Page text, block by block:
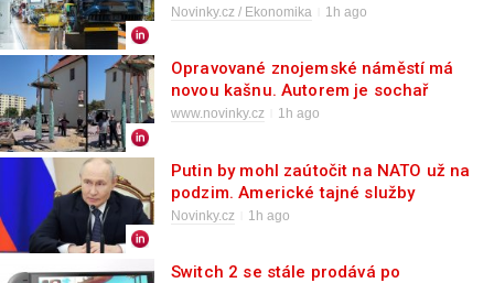
Novinky.cz / Ekonomika 1h ago
Opravované znojemské náměstí má
novou kašnu. Autorem je sochař
Gargulák
www.novinky.cz 1h ago
Putin by mohl zaútočit na NATO už na
podzim. Americké tajné služby
zveřejnily novou prognózu
Novinky.cz 1h ago
Switch 2 se stále prodává po